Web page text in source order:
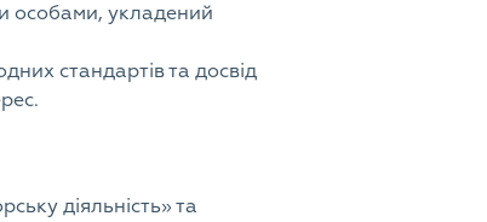
особами, укладений
стандартів та досвід
діяльність» та